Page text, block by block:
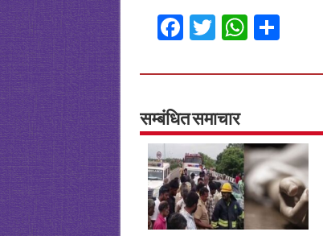
Fa
ce
b
o
o
k
T
wi
tt
er
W
h
at
p
p
S
h
ar
सम्बंधित समाचार